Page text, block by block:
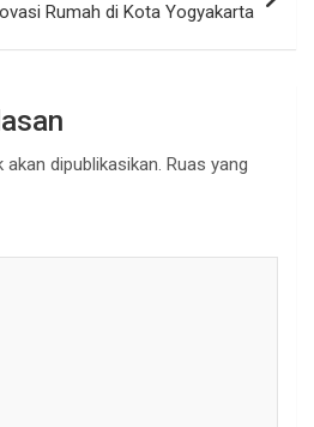
Rumah di Kota Yogyakarta
dipublikasikan. Ruas yang